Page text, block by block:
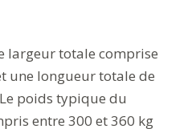
largeur totale comprise
une longueur totale de
Le poids typique du
entre 300 et 360 kg